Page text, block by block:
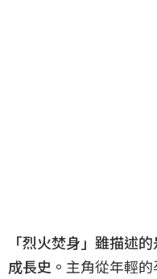
「烈火焚身」雖描述
成長史。 主角從年輕